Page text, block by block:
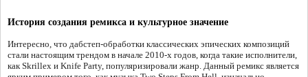
История создания ремикса и культурное значение
Интересно, что дабстеп-обработки классических эпических композиций
стали настоящим трендом в начале 2010-х годов, когда такие исполнители,
как Skrillex и Knife Party, популяризировали жанр. Данный ремикс является